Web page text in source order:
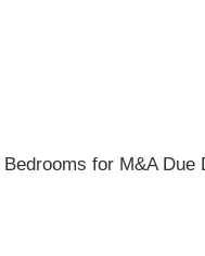
Bedrooms for M&A